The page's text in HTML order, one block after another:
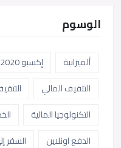
الوسوم
ألميزانية إكسبو 2020
التثقيف المالي
التكنولوجيا المالية
الدفع اونلاين
السفر